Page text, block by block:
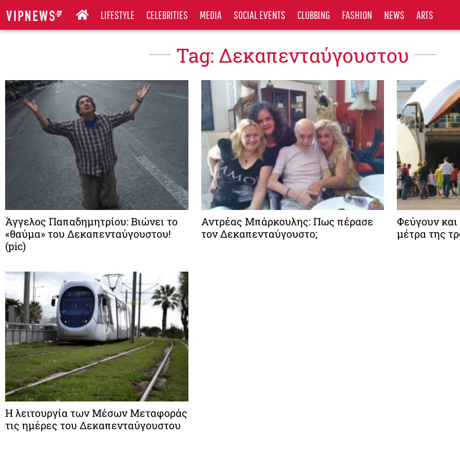
LIFESTYLE CELEBRITIES MEDIA SOCIAL EVENTS CLUBBING FASHION NEWS ARTS
Tag: Δεκαπενταύγουστου
Άγγελος Παπαδημητρίου: Βιώνει το
«θαύμα» του Δεκαπενταύγουστου!
(pic)
Αντρέας Μπάρκουλης: Πως πέρασε
τον Δεκαπενταύγουστο;
Φεύγουν και
μέτρα της
Η λειτουργία των Μέσων Μεταφοράς
τις ημέρες του Δεκαπενταύγουστου